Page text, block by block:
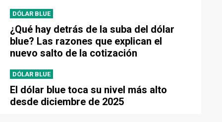
DÓLAR BLUE
¿Qué hay detrás de la suba del dólar
blue? Las razones que explican el
nuevo salto de la cotización
DÓLAR BLUE
El dólar blue toca su nivel más alto
desde diciembre de 2025